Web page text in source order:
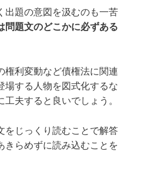
出題の意図を汲むのも一苦
問題文のどこかに必ずある
権利変動など債権法に関連
場する人物を図式化するな
夫すると良いでしょう。
をじっくり読むことで解答
きらめずに読み込むことを